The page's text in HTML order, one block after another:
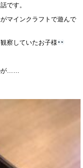
です。
マインクラフトで遊んで
察していたお子様
が……